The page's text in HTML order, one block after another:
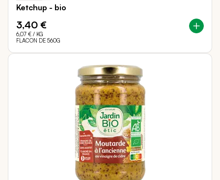
Ketchup - bio
3,40 €
6,07 € / KG
FLACON DE 560G